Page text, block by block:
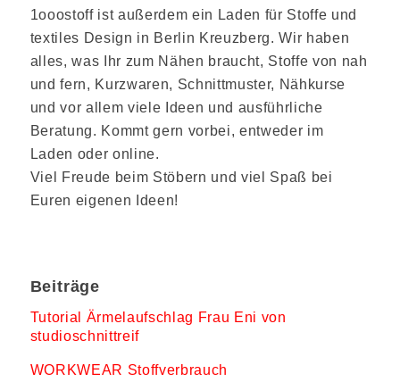
1ooostoff ist außerdem ein Laden für Stoffe und
textiles Design in Berlin Kreuzberg. Wir haben
alles, was Ihr zum Nähen braucht, Stoffe von nah
und fern, Kurzwaren, Schnittmuster, Nähkurse
und vor allem viele Ideen und ausführliche
Beratung. Kommt gern vorbei, entweder im
Laden oder online.
Viel Freude beim Stöbern und viel Spaß bei
Euren eigenen Ideen!
Beiträge
Tutorial Ärmelaufschlag Frau Eni von
studioschnittreif
WORKWEAR Stoffverbrauch